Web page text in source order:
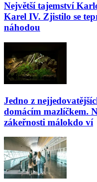
Největší tajemství
Karel IV. Zjistilo se
náhodou
Jedno z
domácím mazlíčkem.
zákeřnosti málokdo ví